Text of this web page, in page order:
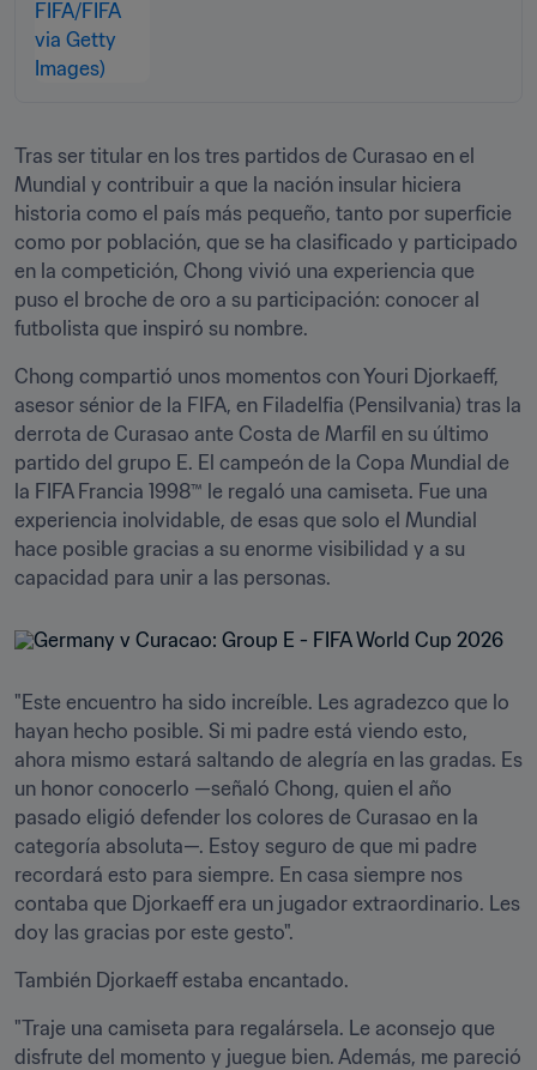
Tras ser titular en los tres partidos de Curasao en el
Mundial y contribuir a que la nación insular hiciera
historia como el país más pequeño, tanto por superficie
como por población, que se ha clasificado y participado
en la competición, Chong vivió una experiencia que
puso el broche de oro a su participación: conocer al
futbolista que inspiró su nombre.
Chong compartió unos momentos con Youri Djorkaeff,
asesor sénior de la FIFA, en Filadelfia (Pensilvania) tras la
derrota de Curasao ante Costa de Marfil en su último
partido del grupo E. El campeón de la Copa Mundial de
la FIFA Francia 1998™ le regaló una camiseta. Fue una
experiencia inolvidable, de esas que solo el Mundial
hace posible gracias a su enorme visibilidad y a su
capacidad para unir a las personas.
"Este encuentro ha sido increíble. Les agradezco que lo
hayan hecho posible. Si mi padre está viendo esto,
ahora mismo estará saltando de alegría en las gradas. Es
un honor conocerlo —señaló Chong, quien el año
pasado eligió defender los colores de Curasao en la
categoría absoluta—. Estoy seguro de que mi padre
recordará esto para siempre. En casa siempre nos
contaba que Djorkaeff era un jugador extraordinario. Les
doy las gracias por este gesto".
También Djorkaeff estaba encantado.
"Traje una camiseta para regalársela. Le aconsejo que
disfrute del momento y juegue bien. Además, me pareció